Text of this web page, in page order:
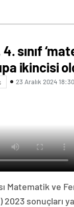
sınıf
ikincisi
23 Aralık 2024 18:30
Matematik ve
2023 sonuçları